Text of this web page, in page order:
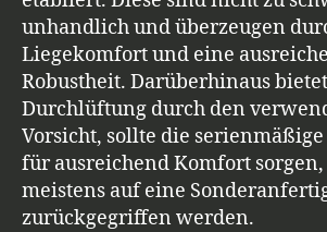
unhandlich und überzeugen
Liegekomfort und eine
Robustheit. Darüberhinaus
Durchlüftung durch den
Vorsicht, sollte die
für ausreichend Komfort sorgen,
meistens auf eine
zurückgegriffen werden.